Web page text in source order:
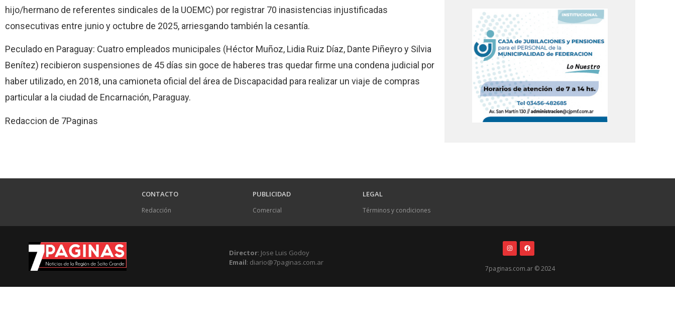
hijo/hermano de referentes sindicales de la UOEMC) por registrar 70 inasistencias injustificadas
consecutivas entre junio y octubre de 2025, arriesgando también la cesantía.
Peculado en Paraguay: Cuatro empleados municipales (Héctor Muñoz, Lidia Ruiz Díaz, Dante Piñeyro y Silvia
Benítez) recibieron suspensiones de 45 días sin goce de haberes tras quedar firme una condena judicial por
haber utilizado, en 2018, una camioneta oficial del área de Discapacidad para realizar un viaje de compras
particular a la ciudad de Encarnación, Paraguay.
Redaccion de 7Paginas
CONTACTO
Redacción
PUBLICIDAD
Comercial
LEGAL
Términos y condiciones
Director: Jose Luis Godoy
Email: diario@7paginas.com.ar
7paginas.com.ar © 2024